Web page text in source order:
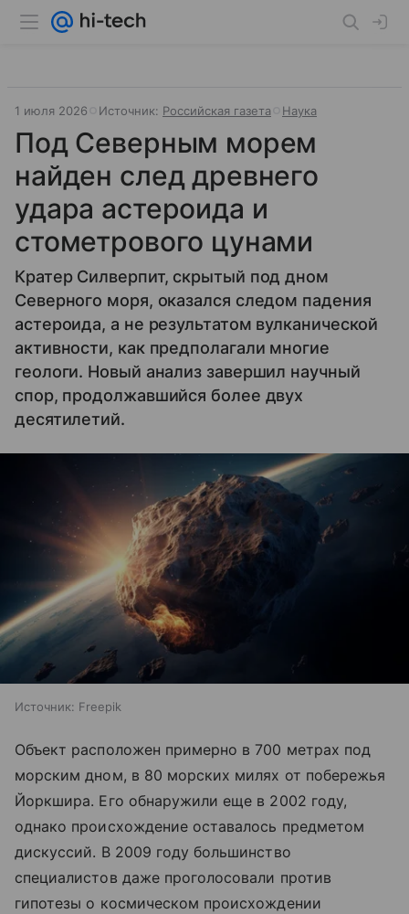
1 июля 2026 Источник: Российская газета Наука
Под Северным морем
найден след древнего
удара астероида и
стометрового цунами
Кратер Силверпит, скрытый под дном
Северного моря, оказался следом падения
астероида, а не результатом вулканической
активности, как предполагали многие
геологи. Новый анализ завершил научный
спор, продолжавшийся более двух
десятилетий.
Источник: Freepik
Объект расположен примерно в 700 метрах под
морским дном, в 80 морских милях от побережья
Йоркшира. Его обнаружили еще в 2002 году,
однако происхождение оставалось предметом
дискуссий. В 2009 году большинство
специалистов даже проголосовали против
гипотезы о космическом происхождении